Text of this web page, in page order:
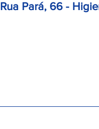
Rua Pará, 66 -